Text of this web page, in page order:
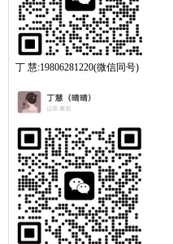
丁 慧:19806281220(微信同号)